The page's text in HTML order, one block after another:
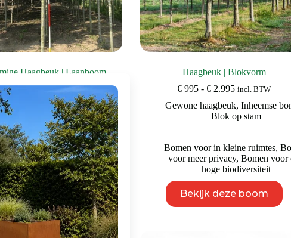
Haagbeuk | Laanboom
195 - € 495 Prijsklasse:
€ 195
tot
€ 495
incl. BTW
bomen Gewone haagbeuk
Laanbomen
voor een hoge biodiversiteit,
voor in het open landschap
deze boom
Dit
product
heeft
meerdere
variaties.
Haagbeuk | Blokvorm
€ 995 - € 2.995Prijsklasse:
tot
€ 2.995
incl. BTW
Gewone haagbeuk, Inheemse
Blok op stam
Bomen voor in kleine ruimtes,
voor meer privacy,Bomen voor
hoge biodiversiteit
Bekijk deze boom
product
heeft